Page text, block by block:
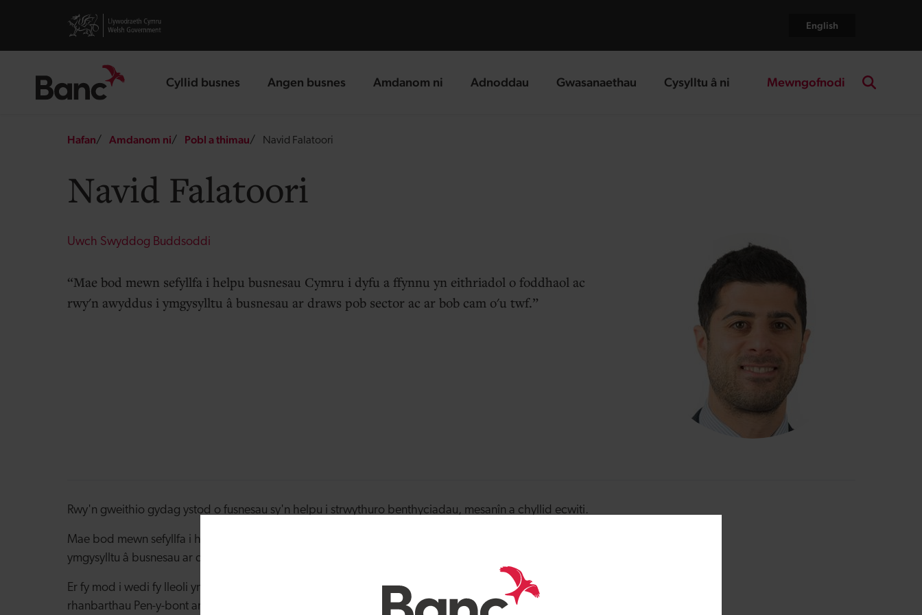
Visit gov.wales website English
Cyllid busnes
landing page Angen busnes
landing page Amdanom ni
landing page Adnoddau
landing page Gwasanaethau
landing page Cysylltu â ni
landing page Mewngofnodi
Breadcrumb
Hafan Amdanom ni Pobl a thimau Navid Falatoori
Navid Falatoori
Uwch Swyddog Buddsoddi
Mae bod mewn sefyllfa i helpu busnesau Cymru i dyfu a ffynnu yn eithriadol o foddhaol ac
rwy'n awyddus i ymgysylltu â busnesau ar draws pob sector ac ar bob cam o'u twf.
Rwy'n gweithio gydag ystod o fusnesau sy'n helpu i strwythuro benthyciadau, mesanîn a chyllid ecwiti.
Mae bod mewn sefyllfa i helpu busnesau Cymru i dyfu a ffynnu yn eithriadol o foddhaol, ac rwy'n awyddus i
ymgysylltu â busnesau ar draws pob sector ac ar bob cam o'u twf.
Er fy mod i wedi fy lleoli yng Nghaerdydd, rydw i hefyd yn canolbwyntio ar nodi cyfleoedd buddsoddi yn
rhanbarthau Pen-y-bont ar Ogwr, y Fro a'r Cymoedd, ar draws pob sector gwahanol.